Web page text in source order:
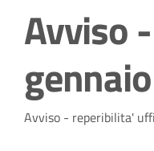
Avviso
gennaio
Dettagli
Avviso - reperibilita'